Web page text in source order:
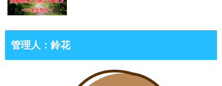
管理人：鈴花